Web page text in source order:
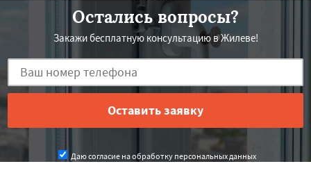
Остались вопросы?
Закажи бесплатную консультацию в Жилеве!
Даю согласие на обработку персональных данных